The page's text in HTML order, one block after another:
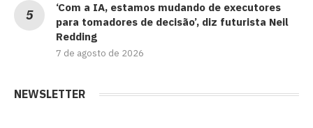
‘Com a IA, estamos mudando de executores
para tomadores de decisão’, diz futurista Neil
Redding
7 de agosto de 2026
NEWSLETTER